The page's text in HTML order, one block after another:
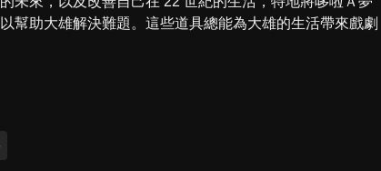
幫助大雄解決難題。這些道具總能為大雄的生活帶來戲劇